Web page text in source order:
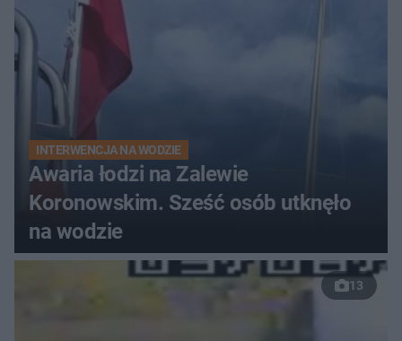
INTERWENCJA NA WODZIE
Awaria łodzi na Zalewie
Koronowskim. Sześć osób utknęło
na wodzie
13